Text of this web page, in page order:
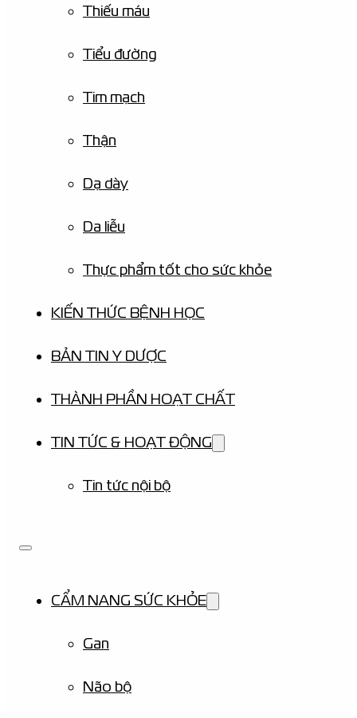
Thiếu máu
Tiểu đường
Tim mạch
Thận
Dạ dày
Da liễu
Thực phẩm tốt cho sức khỏe
KIẾN THỨC BỆNH HỌC
BẢN TIN Y DƯỢC
THÀNH PHẦN HOẠT CHẤT
TIN TỨC & HOẠT ĐỘNG
Tin tức nội bộ
CẨM NANG SỨC KHỎE
Gan
Não bộ